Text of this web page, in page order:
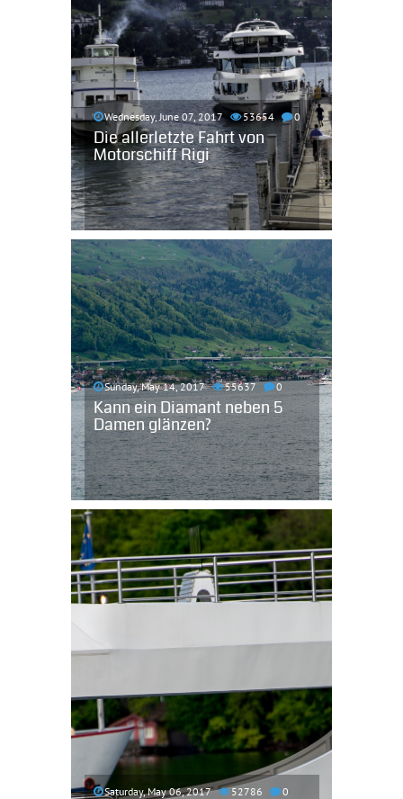
Wednesday, June 07, 2017 53654 0
Die allerletzte Fahrt von
Motorschiff Rigi
Sunday, May 14, 2017 55637 0
Kann ein Diamant neben 5
Damen glänzen?
Saturday, May 06, 2017 52786 0